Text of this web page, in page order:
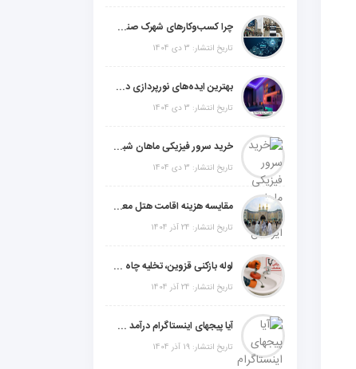
چرا کسب‌وکارهای شهرک صنعتی چهاردانگه فوراً به طراحی سایت نیاز دارند؟
تاریخ انتشار: 3 دی 1404
بهترین ایده‌های نورپردازی دکوراتیو با ال ای دی برای منزل، فروشگاه و دفتر کار
تاریخ انتشار: 3 دی 1404
خرید سرور فیزیکی ماهان شبکه ایرانیان
تاریخ انتشار: 3 دی 1404
مقایسه هزینه اقامت هتل معمولی، میان‌رده یا 5 ستاره در سفر زیارتی عراق
تاریخ انتشار: 24 آذر 1404
لوله بازکنی قزوین، تخلیه چاه و خدمات تخصصی لوله‌کشی و تشخیص ترکیدگی
تاریخ انتشار: 24 آذر 1404
آیا پیجهای اینستاگرام درآمد دارند؟ راز موفقیت با استراتژی هوشمندانه
تاریخ انتشار: 19 آذر 1404